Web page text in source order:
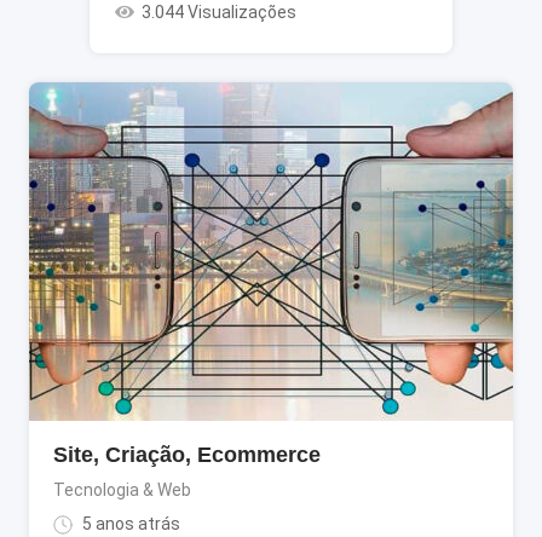
3.044 Visualizações
Site, Criação, Ecommerce
Tecnologia & Web
5 anos atrás